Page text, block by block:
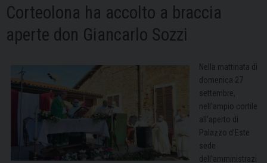
Corteolona ha accolto a braccia
aperte don Giancarlo Sozzi
Nella mattinata di
domenica 27
settembre,
nell’ampio cortile
all’aperto di
Palazzo d’Este
sede
dell’amministrazi